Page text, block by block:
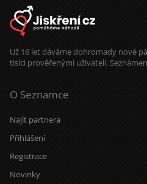
Už 16 let dáváme dohromady nové
tisíci prověřenými uživateli.
O Seznamce
Najít partnera
Přihlášení
Registrace
Novinky